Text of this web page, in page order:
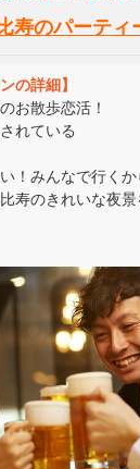
寿のパーティ
の詳細】
お散歩恋活！
れている
！みんなで行く
寿のきれいな夜